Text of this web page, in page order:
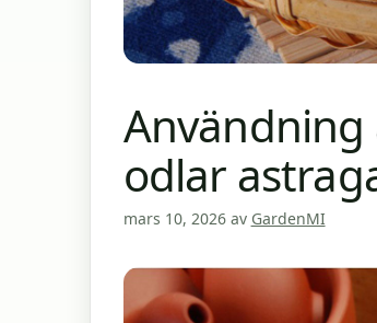
odlar
mars 10, 2026 av GardenMI